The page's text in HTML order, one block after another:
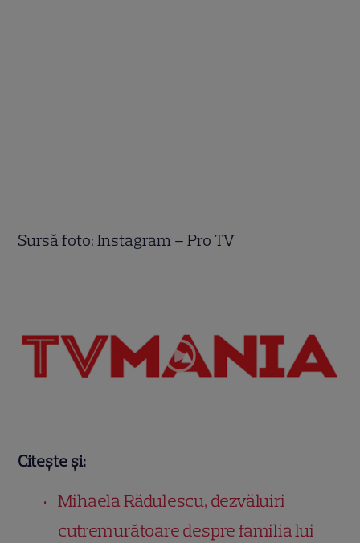
Sursă foto: Instagram – Pro TV
Citește și:
Mihaela Rădulescu, dezvăluiri
cutremurătoare despre familia lui